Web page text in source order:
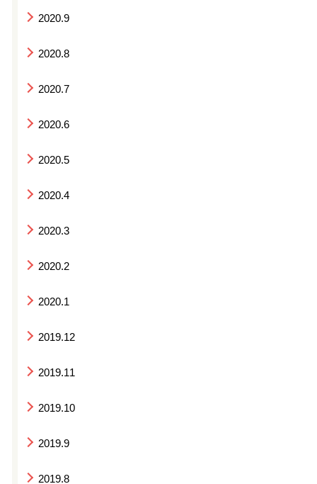
2020.9
2020.8
2020.7
2020.6
2020.5
2020.4
2020.3
2020.2
2020.1
2019.12
2019.11
2019.10
2019.9
2019.8